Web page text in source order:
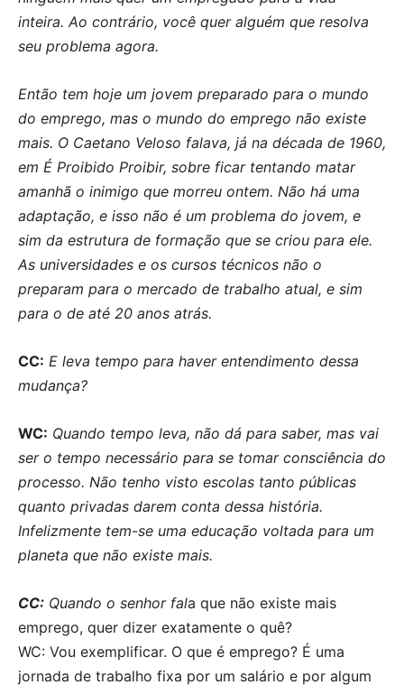
inteira. Ao contrário, você quer alguém que resolva
seu problema agora.
Então tem hoje um jovem preparado para o mundo
do emprego, mas o mundo do emprego não existe
mais. O Caetano Veloso falava, já na década de 1960,
em É Proibido Proibir, sobre ficar tentando matar
amanhã o inimigo que morreu ontem. Não há uma
adaptação, e isso não é um problema do jovem, e
sim da estrutura de formação que se criou para ele.
As universidades e os cursos técnicos não o
preparam para o mercado de trabalho atual, e sim
para o de até 20 anos atrás.
CC: E leva tempo para haver entendimento dessa
mudança?
WC: Quando tempo leva, não dá para saber, mas vai
ser o tempo necessário para se tomar consciência do
processo. Não tenho visto escolas tanto públicas
quanto privadas darem conta dessa história.
Infelizmente tem-se uma educação voltada para um
planeta que não existe mais.
CC: Quando o senhor fala que não existe mais
emprego, quer dizer exatamente o quê?
WC: Vou exemplificar. O que é emprego? É uma
jornada de trabalho fixa por um salário e por algum